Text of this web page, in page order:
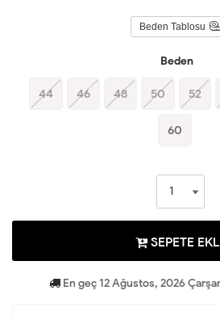
Beden Tablosu
Beden
44 46 48 50 52
60
SEPETE
En geç 12 Ağustos, 2026